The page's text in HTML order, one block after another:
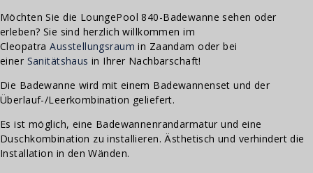
Möchten Sie die LoungePool 840-Badewanne sehen oder
erleben? Sie sind herzlich willkommen im
CleopatraAusstellungsraum in Zaandam oder bei
einer Sanitätshaus in Ihrer Nachbarschaft!
Die Badewanne wird mit einem Badewannenset und der
Überlauf-/Leerkombination geliefert.
Es ist möglich, eine Badewannenrandarmatur und eine
Duschkombination zu installieren. Ästhetisch und verhindert die
Installation in den Wänden.